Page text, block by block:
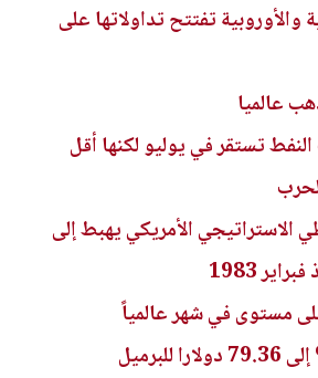
والأوروبية تفتتح تداولاتها على
عالميا
تستقر في يوليو لكنها أقل
الاستراتيجي الأمريكي يهبط إلى
1983
مستوى في شهر عالمياً